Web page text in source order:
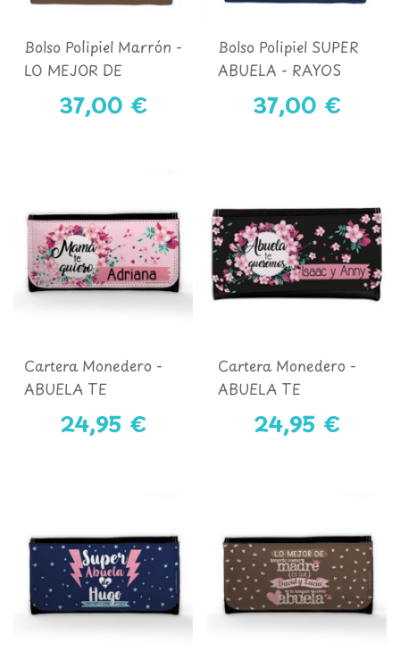
Bolso Polipiel Marrón -
LO MEJOR DE
TENERTE COMO
MADRE37,00 €
Bolso Polipiel SUPER
ABUELA - RAYOS
37,00 €
Cartera Monedero -
ABUELA TE
QUEREMOS ROSA
24,95 €
Cartera Monedero -
ABUELA TE
QUEREMOS NEGRO
24,95 €